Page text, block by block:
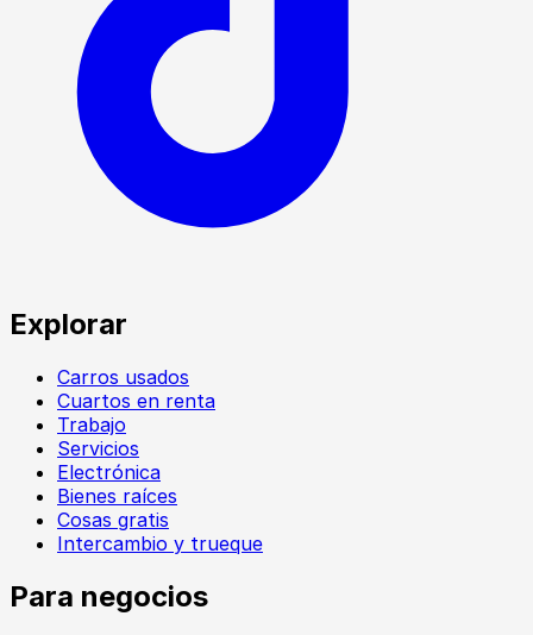
Explorar
Carros usados
Cuartos en renta
Trabajo
Servicios
Electrónica
Bienes raíces
Cosas gratis
Intercambio y trueque
Para negocios